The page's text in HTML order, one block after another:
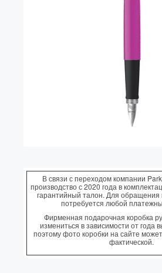
В связи с переходом компании
производство с 2020 года в
гарантийный талон. Для
потребуется любой
Фирменная подарочная коробка
измениться в зависимости от года
поэтому фото коробки на сайте
фактической.